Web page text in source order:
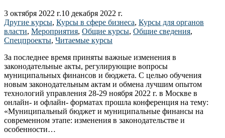
3 октября 2022 г.10 декабря 2022 г.
Другие курсы, Курсы в сфере бизнеса, Курсы для органов
власти, Мероприятия, Общие курсы, Общие сведения,
Спецпроекты, Читаемые курсы
За последнее время приняты важные изменения в
законодательные акты, регулирующие вопросы
муниципальных финансов и бюджета. С целью обучения
новым законодательным актам и обмена лучшим опытом
технологий управления 28-29 ноября 2022 г. в Москве в
онлайн- и офлайн- форматах прошла конференция на тему:
«Муниципальный бюджет и муниципальные финансы на
современном этапе: изменения в законодательстве и
особенности…